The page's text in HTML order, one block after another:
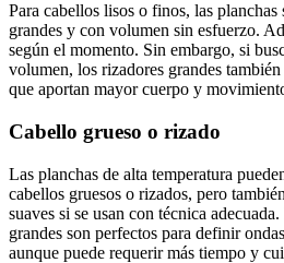
Para cabellos lisos o finos, las planchas
grandes y con volumen sin esfuerzo.
según el momento. Sin embargo, si
volumen, los rizadores grandes
que aportan mayor cuerpo y
Cabello grueso o rizado
Las planchas de alta temperatura
cabellos gruesos o rizados, pero
suaves si se usan con técnica
grandes son perfectos para definir
aunque puede requerir más tiempo y